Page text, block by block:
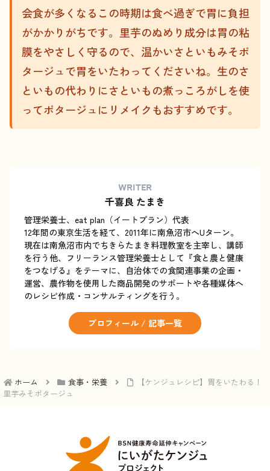
会食が多くなるこの時期は食べ過ぎで胃に負担
がかかりがちです。里芋のぬめり成分は胃の粘
膜をやさしく守るので、温かいさといもみそポ
タージュで胃をいたわってくださいね。生のさ
といもの代わりにさといもの煮っころがしを使
ってポタージュにリメイクもおすすめです。
WRITER
千喜良 たまき
管理栄養士、eat plan（イートプラン）代表
12年間の東京生活を経て、2011年に南魚沼市へUターン。
現在は南魚沼市内でちきらたまき料理教室を主宰し、講師
を行う他、フリーランス管理栄養士として『食と農と健康
をつなげる』をテーマに、自治体での食関連事業の企画・
運営、農作物を使用した商品開発のサポートや各種媒体へ
のレシピ作成・コンサルティングを行う。
プロフィール / 記事一覧
ホーム 食事・栄養
【ケンジュレシピ】胃をいたわる！
里芋みそポタージュ